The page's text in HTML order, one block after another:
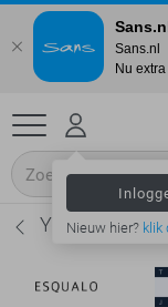
Nieuw hier? klik
Ydence Vesten
Sans.nl
Nu